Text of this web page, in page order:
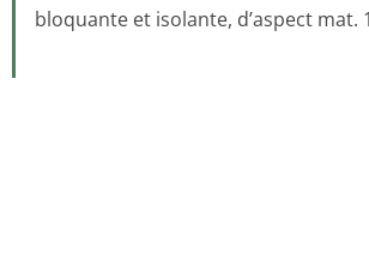
bloquante et isolante, d’aspect mat.